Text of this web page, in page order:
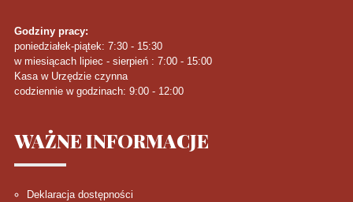
Godziny pracy:
poniedziałek-piątek: 7:30 - 15:30
w miesiącach lipiec - sierpień : 7:00 - 15:00
Kasa w Urzędzie czynna
codziennie w godzinach: 9:00 - 12:00
WAŻNEINFORMACJE
Deklaracja dostępności